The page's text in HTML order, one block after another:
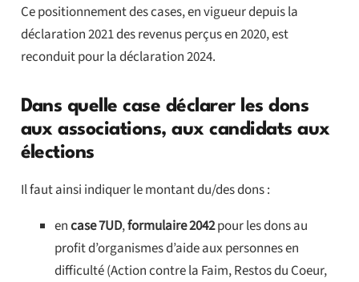
Ce positionnement des cases, en vigueur depuis la
déclaration 2021 des revenus perçus en 2020, est
reconduit pour la déclaration 2024.
Dans quelle case déclarer les dons
aux associations, aux candidats aux
élections
Il faut ainsi indiquer le montant du/des dons :
encase 7UD,formulaire 2042pour les dons au
profit d’organismes d’aide aux personnes en
difficulté (Action contre la Faim, Restos du Coeur,